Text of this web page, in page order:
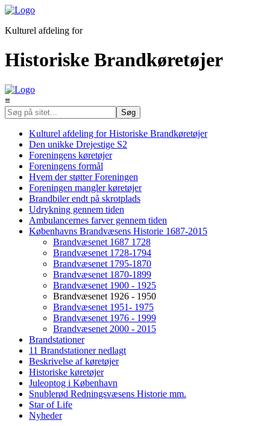
Kulturel afdeling for
Historiske Brandkøretøjer
≡
Kulturel afdeling for Historiske Brandkøretøjer
Den unikke Drejestige S2
Foreningens køretøjer
Foreningens formål
Hvem der støtter Foreningen
Foreningen mangler køretøjer
Brandbiler endt på skrotplads
Udrykning gennem tiden
Ambulancernes farver gennem tiden
Københavns Brandvæsens Historie 1687-2015
Brandvæsenet 1687 1728
Brandvæsenet 1728-1794
Brandvæsenet 1795-1870
Brandvæsenet 1870-1899
Brandvæsenet 1900 - 1925
Brandvæsenet 1926 - 1950
Brandvæsenet 1951- 1975
Brandvæsenet 1976 - 1999
Brandvæsenet 2000 - 2015
Brandstationer
11 Brandstationer nedlagt
Beskrivelse af køretøjer
Historiske køretøjer
Juleoptog i København
Snublerød Redningsvæsens Historie mm.
Star of Life
Nyheder